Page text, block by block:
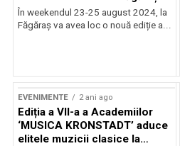
În weekendul 23-25 august 2024, la
Făgăraș va avea loc o nouă ediție a...
EVENIMENTE 2 ani ago
Ediția a VII-a a Academiilor
‘MUSICA KRONSTADT’ aduce
elitele muzicii clasice la